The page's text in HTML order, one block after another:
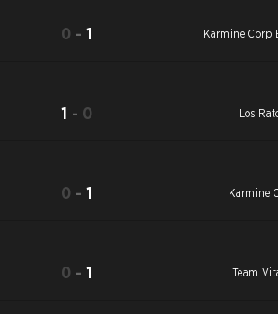
0 -1 Karmine Corp
1 - 0 Los
0 -1 Karmine
0 -1 Team